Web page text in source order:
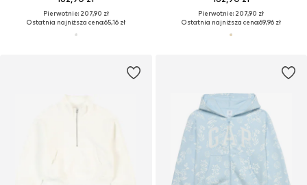
Pierwotnie: 207,90 zł
Ostatnia najniższa cena:65,16 zł
Pierwotnie: 207,90 zł
Ostatnia najniższa cena:69,96 zł